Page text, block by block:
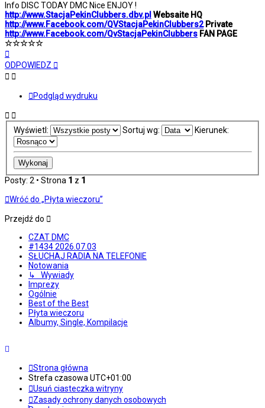
Info DISC TODAY DMC Nice ENJOY !
http://www.StacjaPekinClubbers.dbv.pl Websaite HQ
http://www.Facebook.com/QVStacjaPekinClubbers2Private
http://www.Facebook.com/QvStacjaPekinClubbers FAN PAGE
☆☆☆☆☆
górę
ODPOWIEDZ
Podgląd wydruku
Wyświetl: Sortuj wg: Kierunek:
Posty: 2 • Strona 1 z 1
Wróć do „Płyta wieczoru”
Przejdź do
CZAT DMC
#1434 2026.07.03
SŁUCHAJ RADIA NA TELEFONIE
Notowania
↳ Wywiady
Imprezy
Ogólnie
Best of the Best
Płyta wieczoru
Albumy, Single, Kompilacje
Strona główna
Strefa czasowa UTC+01:00
Usuń ciasteczka witryny
Zasady ochrony danych osobowych